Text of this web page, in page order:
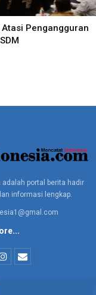
Atasi Pengangguran
portal berita hadir
informasi lengkap.